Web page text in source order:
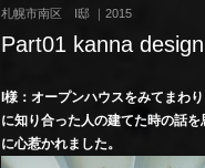
札幌市南区 I邸 ｜2015
Part01 kanna
I様：オープンハウスをみてまわ
に知り合った人の建てた時の話
に心惹かれました。